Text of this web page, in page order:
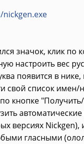
значок, клик по
настроить вес
появится в
свой список
кнопке
версиях
гласными